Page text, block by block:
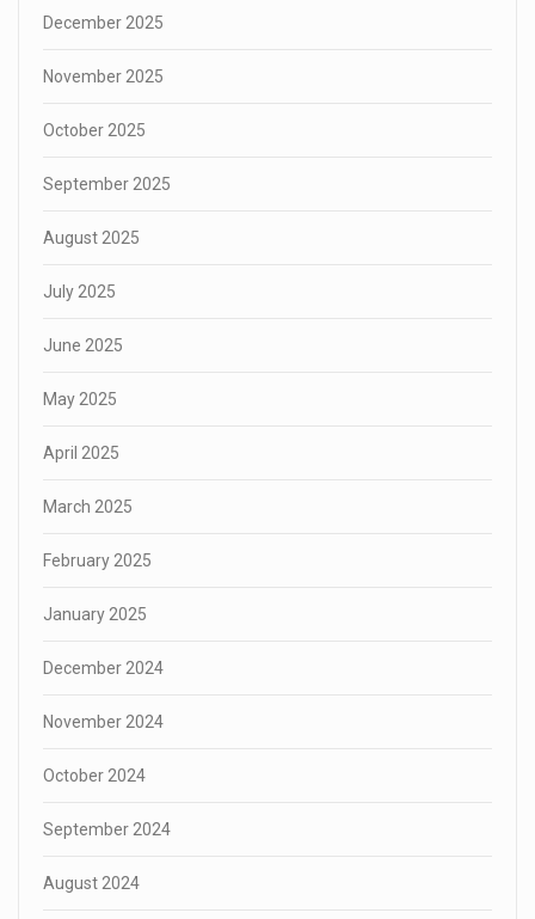
December 2025
November 2025
October 2025
September 2025
August 2025
July 2025
June 2025
May 2025
April 2025
March 2025
February 2025
January 2025
December 2024
November 2024
October 2024
September 2024
August 2024